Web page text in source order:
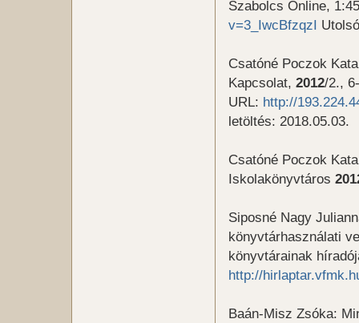
Szabolcs Online,
v=3_IwcBfzqzI
Csatóné Poczok
Kapcsolat,2012/2.,
URL: http://
letöltés: 2018.05.03.
Csatóné Poczok
Iskolakönyvtáros
Siposné Nagy
könyvtárhasználati
könyvtárainak
http://
Baán-Misz Zsóka: